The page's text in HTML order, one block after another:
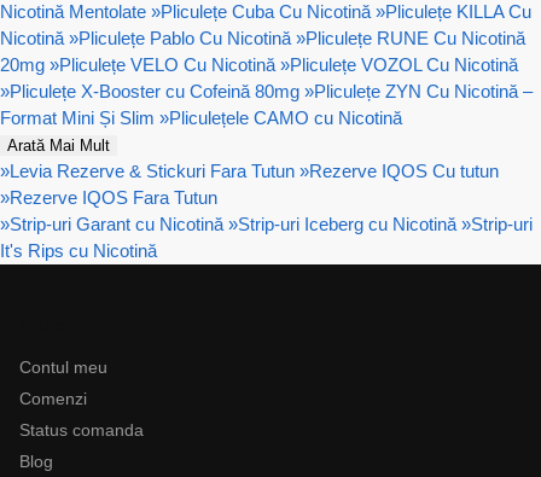
Nicotină Mentolate »Pliculețe Cuba Cu Nicotină »Pliculețe KILLA Cu
Nicotină »Pliculețe Pablo Cu Nicotină »Pliculețe RUNE Cu Nicotină
20mg »Pliculețe VELO Cu Nicotină »Pliculețe VOZOL Cu Nicotină
»Pliculețe X-Booster cu Cofeină 80mg »Pliculețe ZYN Cu Nicotină –
Format Mini Și Slim »Pliculețele CAMO cu Nicotină
Arată Mai Mult
»Levia Rezerve & Stickuri Fara Tutun »Rezerve IQOS Cu tutun
»Rezerve IQOS Fara Tutun
»Strip-uri Garant cu Nicotină »Strip-uri Iceberg cu Nicotină »Strip-uri
It's Rips cu Nicotină
Contul meu
Comenzi
Status comanda
Blog